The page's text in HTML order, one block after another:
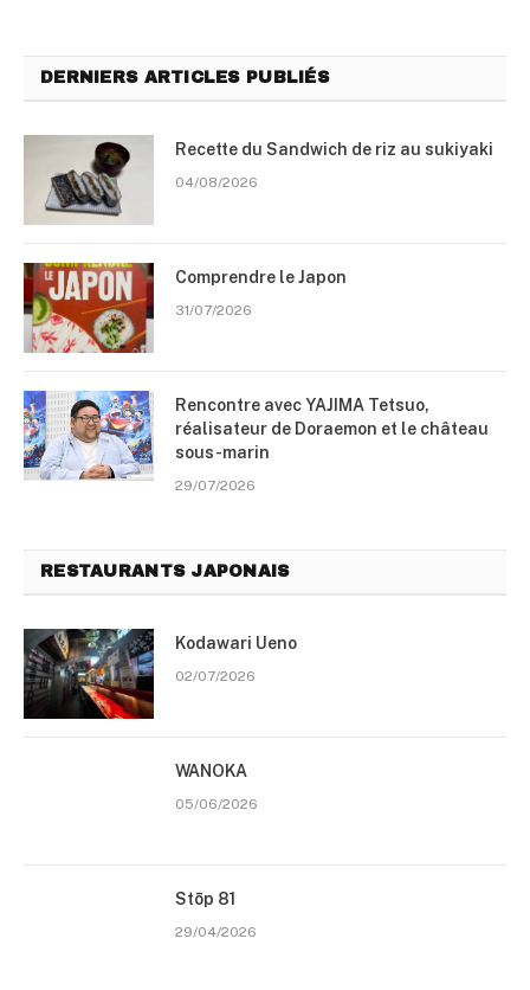
DERNIERS ARTICLES PUBLIÉS
Recette du Sandwich de riz au sukiyaki
04/08/2026
Comprendre le Japon
31/07/2026
Rencontre avec YAJIMA Tetsuo,
réalisateur de Doraemon et le château
sous-marin
29/07/2026
RESTAURANTS JAPONAIS
Kodawari Ueno
02/07/2026
WANOKA
05/06/2026
Stōp 81
29/04/2026